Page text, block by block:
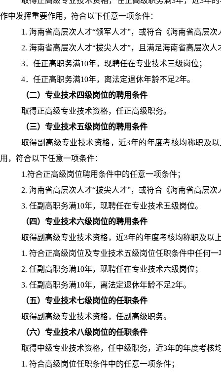
作中发挥重要作用，符合以下任意一项条件：
1. 海南省高层次人才“领军人才”，或符合《海南省高层
2. 海南省高层次人才“拔尖人才”，且满足海南省高层次
3．任正高职务满10年，现聘任在专业技术三级岗位；
4．任正高职务满10年，离法定退休年龄不足2年。
（二）专业技术四级岗位的聘用条件
取得正高级专业技术资格，任正高级职务。
（三）专业技术五级岗位的聘用条件
取得副高级专业技术资格，近3年的年度考核均称职及
用，符合以下任意一项条件：
1.符合正高级岗位聘用条件中的任意一项条件；
2. 海南省高层次人才“拔尖人才”，或符合《海南省高层
3. 任副高职务满10年，现聘任在专业技术五级岗位。
（四）专业技术六级岗位的聘用条件
取得副高级专业技术资格，近3年的年度考核均称职及以
1. 符合正高级岗位及专业技术五级岗位任职条件中任何
2. 任副高职务满10年，现聘任在专业技术六级岗位；
3. 任副高职务满10年，离法定退休年龄不足2年。
（五）专业技术七级岗位的任职条件
取得副高级专业技术资格，任副高级职务。
（六）专业技术八级岗位的任职条件
取得中级专业技术资格，任中级职务，近3年的年度考核
1. 符合高级岗位任职条件中的任意一项条件；